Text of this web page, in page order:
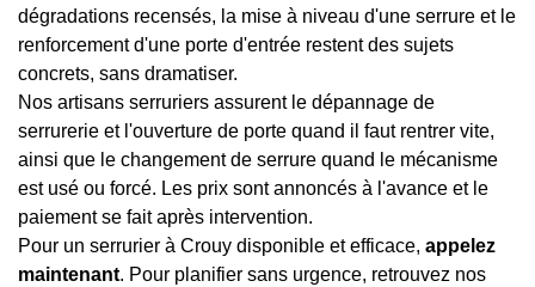
dégradations recensés, la mise à niveau d'une serrure et le
renforcement d'une porte d'entrée restent des sujets
concrets, sans dramatiser.
Nos artisans serruriers assurent le dépannage de
serrurerie et l'ouverture de porte quand il faut rentrer vite,
ainsi que le changement de serrure quand le mécanisme
est usé ou forcé. Les prix sont annoncés à l'avance et le
paiement se fait après intervention.
Pour un serrurier à Crouy disponible et efficace, appelez
maintenant. Pour planifier sans urgence, retrouvez nos